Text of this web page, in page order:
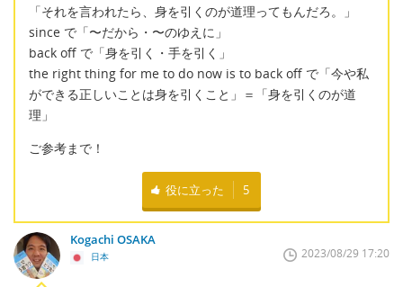
「それを言われたら、身を引くのが道理ってもんだろ。」
since で「〜だから・〜のゆえに」
back off で「身を引く・手を引く」
the right thing for me to do now is to back off で「今や私
ができる正しいことは身を引くこと」＝「身を引くのが道
理」
ご参考まで！
役に立った 5
Kogachi OSAKA
日本 2023/08/29 17:20